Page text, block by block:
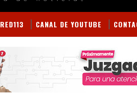
RED113 CANAL DE YOUTUBE